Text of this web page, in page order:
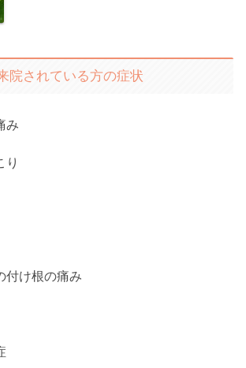
院されている方の症状
み
り
付け根の痛み